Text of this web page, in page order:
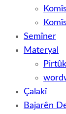
Semîner
Materyal
Çalakî
Bajarên